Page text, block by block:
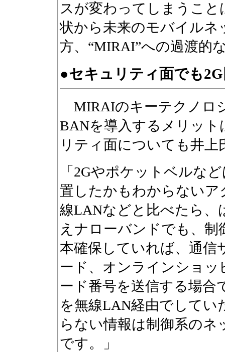
スが変わってしまうこ
状から未来のモバイルネ
方、“MIRAI”への過渡的
●セキュリティ面でも
MIRAIのキーテクノロ
BANを導入するメリッ
リティ面についても井上
「2Gやポケットベルな
置したかもわからない
線LANなどと比べたら、
えナローバンドでも、
本確保していれば、通信
ード、オンラインショ
ード番号を送信する場合
を無線LAN経由でして
らない情報は制御系の
です。」